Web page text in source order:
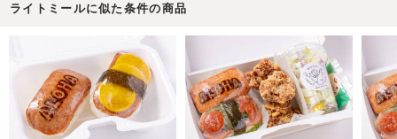
ライトミールに似た条件の商品